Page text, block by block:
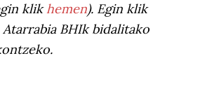
klikhemen). Egin klik
BHIk bidalitako